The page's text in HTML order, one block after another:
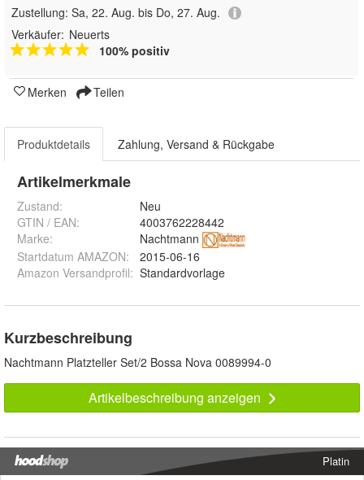
Zustellung: Sa, 22. Aug. bis Do, 27. Aug.
Verkäufer: Neuerts
100% positiv
Merken Teilen
Produktdetails Zahlung, Versand & Rückgabe
Artikelmerkmale
Zustand:
Neu
GTIN / EAN:
4003762228442
Marke:
Nachtmann
Startdatum AMAZON:
2015-06-16
Amazon Versandprofil: Standardvorlage
Kurzbeschreibung
Nachtmann Platzteller Set/2 Bossa Nova 0089994-0
Artikelbeschreibung anzeigen
Platin